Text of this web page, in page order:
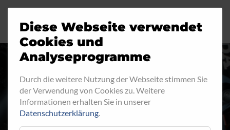
INNENGEWINDE - FEST 730
Diese Webseite verwendet
Cookies und
Analyseprogramme
Durch die weitere Nutzung der Webseite stimmen Sie
der Verwendung von Cookies zu. Weitere
Informationen erhalten Sie in unserer
Datenschutzerklärung.
Motorrad
Industrie
Automobil
Fahrrad
Ringfitting
Aussengewinde
Innengewinde
Hohlschrauben
Jobs